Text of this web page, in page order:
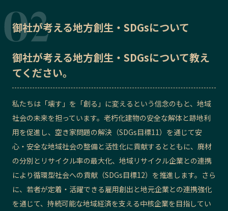
御社が考える地方創生・SDGsについて
御社が考える地方創生・SDGsについて教え
てください。
私たちは「壊す」を「創る」に変えるという信念のもと、地域
社会の未来を担っています。老朽化建物の安全な解体と跡地利
用を促進し、空き家問題の解決（SDGs目標11）を通じて安
心・安全な地域社会の整備と活性化に貢献するとともに、廃材
の分別とリサイクル率の最大化、地域リサイクル企業との連携
により循環型社会への貢献（SDGs目標12）を推進します。さら
に、若者が定着・活躍できる雇用創出と地元企業との連携強化
を通じて、持続可能な地域経済を支える中核企業を目指してい